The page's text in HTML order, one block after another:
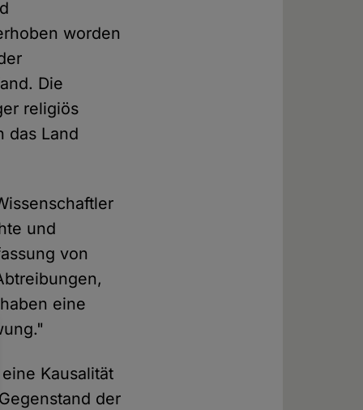
worden
Die
religiös
das Land
und
von
eine
Kausalität
der